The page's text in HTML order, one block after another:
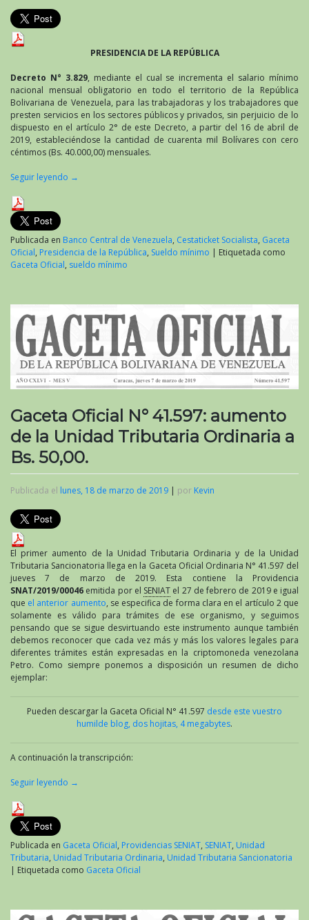
PRESIDENCIA DE LA REPÚBLICA
Decreto N° 3.829, mediante el cual se incrementa el salario mínimo
nacional mensual obligatorio en todo el territorio de la República
Bolivariana de Venezuela, para las trabajadoras y los trabajadores que
presten servicios en los sectores públicos y privados, sin perjuicio de lo
dispuesto en el artículo 2° de este Decreto, a partir del 16 de abril de
2019, estableciéndose la cantidad de cuarenta mil Bolívares con cero
céntimos (Bs. 40.000,00) mensuales.
Seguir leyendo →
Publicada en Banco Central de Venezuela, Cestaticket Socialista, Gaceta
Oficial, Presidencia de la República, Sueldo mínimo | Etiquetada como
Gaceta Oficial, sueldo mínimo
Gaceta Oficial N° 41.597: aumento
de la Unidad Tributaria Ordinaria a
Bs. 50,00.
Publicada el lunes, 18 de marzo de 2019 | por Kevin
El primer aumento de la Unidad Tributaria Ordinaria y de la Unidad
Tributaria Sancionatoria llega en la Gaceta Oficial Ordinaria N° 41.597 del
jueves 7 de marzo de 2019. Esta contiene la Providencia
SNAT/2019/00046 emitida por el SENIAT el 27 de febrero de 2019 e igual
que el anterior aumento, se especifica de forma clara en el artículo 2 que
solamente es válido para trámites de ese organismo, y seguimos
pensando que se sigue desvirtuando este instrumento aunque también
debemos reconocer que cada vez más y más los valores legales para
diferentes trámites están expresadas en la criptomoneda venezolana
Petro. Como siempre ponemos a disposición un resumen de dicho
ejemplar:
Pueden descargar la Gaceta Oficial N° 41.597 desde este vuestro
humilde blog, dos hojitas, 4 megabytes.
A continuación la transcripción:
Seguir leyendo →
Publicada en Gaceta Oficial, Providencias SENIAT, SENIAT, Unidad
Tributaria, Unidad Tributaria Ordinaria, Unidad Tributaria Sancionatoria
| Etiquetada como Gaceta Oficial